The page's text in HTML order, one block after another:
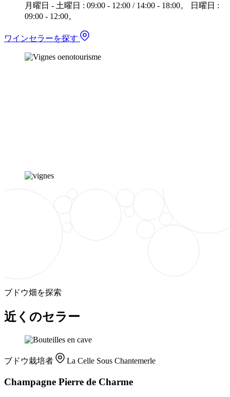
月曜日 - 土曜日 : 09:00 - 12:00 / 14:00 - 18:00。 日曜日 :
09:00 - 12:00。
ワインセラーを探す
ブドウ畑を探索
近くのセラー
ブドウ栽培者 La Celle Sous Chantemerle
Champagne Pierre de Charme